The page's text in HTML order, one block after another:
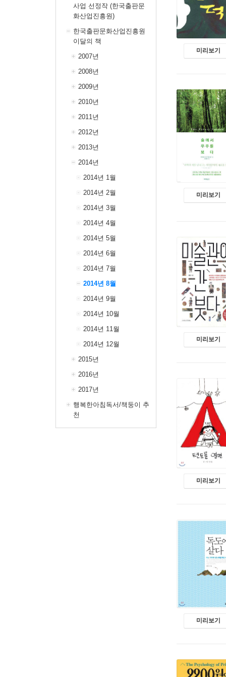
사업 선정작 (한국출판문
화산업진흥원)
한국출판문화산업진흥원
이달의 책
2007년
2008년
2009년
2010년
2011년
2012년
2013년
2014년
2014년 1월
2014년 2월
2014년 3월
2014년 4월
2014년 5월
2014년 6월
2014년 7월
2014년 8월
2014년 9월
2014년 10월
2014년 11월
2014년 12월
2015년
2016년
2017년
행복한아침독서/책둥이 추
천
미리보기
미리보기
미리보기
미리보기
미리보기